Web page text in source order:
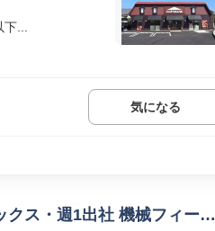
...
気になる
クス・週1出社 機械フィール